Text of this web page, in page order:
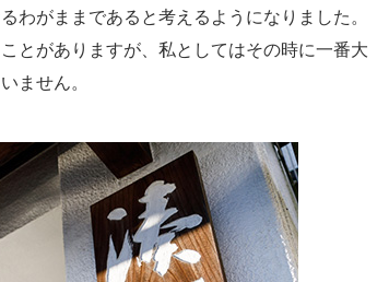
わがままであると考えるようになりました。
とがありますが、私としてはその時に一番大
ません。